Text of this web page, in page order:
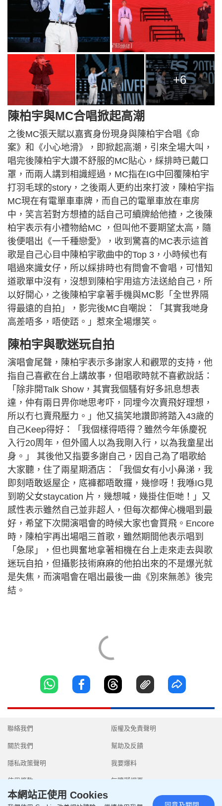
+6
陳柏宇與MC合唱掀起高潮
之後MC張天賦以嘉賓身份現身與陳柏宇合唱《命
案》和《小心地滑》，即掀起高潮，引來全場大叫，
唱完後陳柏宇大讚不舒服的MC貼心，綵排時已戴口
罩，而兩人講到相識經過，MC指在IG中回覆陳柏宇
打羽毛球的story，之後兩人更約出來打波，陳柏宇指
MC現在有電單車車牌，而自己的電單車放在車房
中，笑言若對方想揸的話自己可續牌給他揸，之後陳
柏宇表示有小禮物給MC ，但叫他不要期望太高，隨
後便唱出《一千種戀愛》，收到驚喜的MC表示這首
歌是自己心目中陳柏宇歌曲中的Top 3，小時候也有
唱過來識女仔，所以綵排時也有問會不會唱，可惜知
道歌單中沒有，沒想到陳柏宇用這方法送給自己，所
以好開心，之後陳柏宇拿著手機與MC影「全世界隔
得最遠的自拍」，影完後MC自嘲說：「其實我哋身
高差唔多，唔使踎。」惹來全場爆笑。
陳柏宇與歌迷玩自拍
演唱會尾聲，陳柏宇表示多謝家人和觀眾的支持，他
指自己喜歡在台上講故事，但唱歌時就不喜歡說話：
「除非開Talk Show，其實我個騷有好多訊息想表
達，仲有兩日畀你哋思考吓，同埋今次賣飛好理想，
所以冇乜賣飛壓力。」他又搞笑地讚即將踏入43歲的
自己Keep得好：「我個樣得唔得？雖然今年係慶祝
入行20周年，但外國人以為我剛入行，以為我童星出
身。」 其後他又指要多謝自己，因自己為了唱歌給
大家聽，住了兩星期酒店：「我個女有小小鼻涕，我
即刻唔敢返屋企，底褲都唔敢攞，幾慘呀！我喺IG見
到啲父女staycation 片，幾想喊，幾掛住佢哋！」又
感性表示雖然自己並非超人，但每次都俾心機唱到最
好，希望下次開演唱會的時候大家也會買飛。Encore
時，陳柏宇再出場唱三首歌，雖然期間他表示唱到
「急尿」，但也興奮地拿著相機在台上走來走去與歌
迷玩自拍，但攝影技術麻麻的他拍出來的不是爆光就
是失焦，而演唱會在唱出最後一曲《別來無恙》後完
結。
聯絡我們
關於我們
隱私政策聲明
使用條款
版權及免責聲明
幫助及反饋
我要爆料
無障礙網頁
本網站正使用 Cookies